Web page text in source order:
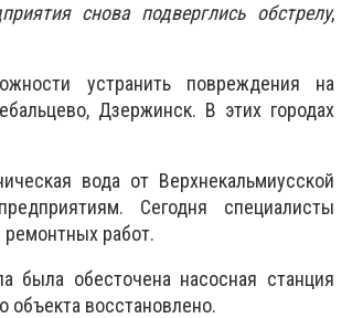
снова подверглись обстрелу,
устранить повреждения на
Дзержинск. В этих городах
вода от Верхнекальмиусской
Сегодня специалисты
работ.
была обесточена насосная станция
объекта восстановлено.